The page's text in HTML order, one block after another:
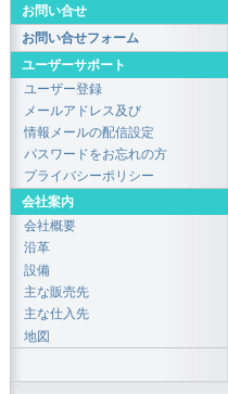
お問い合せ
お問い合せフォーム
ユーザーサポート
ユーザー登録
メールアドレス及び
情報メールの配信設定
パスワードをお忘れの方
プライバシーポリシー
会社案内
会社概要
沿革
設備
主な販売先
主な仕入先
地図